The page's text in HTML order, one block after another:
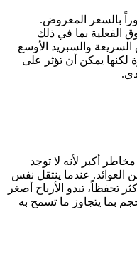
فوراً بالسعر المعروض.
الفعلية بما في ذلك
السريعة والسبريد الأوسع
لكنها يمكن أن تؤثر على
أكبر لأنه لا توجد
العوائد. عندما ينتقل نفس
تحفظاً، تبدو الأرباح أصغر
بما يتجاوز ما تسمح به